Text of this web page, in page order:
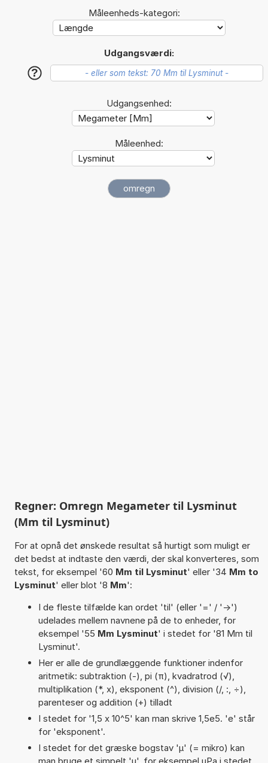
Måleenheds-kategori:
Udgangsværdi:
?
Udgangsenhed:
Måleenhed:
Regner: Omregn Megameter til Lysminut
(Mm til Lysminut)
For at opnå det ønskede resultat så hurtigt som muligt er
det bedst at indtaste den værdi, der skal konverteres, som
tekst, for eksempel '60 Mm til Lysminut' eller '34 Mm to
Lysminut' eller blot '8 Mm':
I de fleste tilfælde kan ordet 'til' (eller '=' / '->')
udelades mellem navnene på de to enheder, for
eksempel '55 Mm Lysminut' i stedet for '81 Mm til
Lysminut'.
Her er alle de grundlæggende funktioner indenfor
aritmetik: subtraktion (-), pi (π), kvadratrod (√),
multiplikation (*, x), eksponent (^), division (/, :, ÷),
parenteser og addition (+) tilladt
I stedet for '1,5 x 10^5' kan man skrive 1,5e5. 'e' står
for 'eksponent'.
I stedet for det græske bogstav 'µ' (= mikro) kan
man bruge et simpelt 'u', for eksempel uPa i stedet